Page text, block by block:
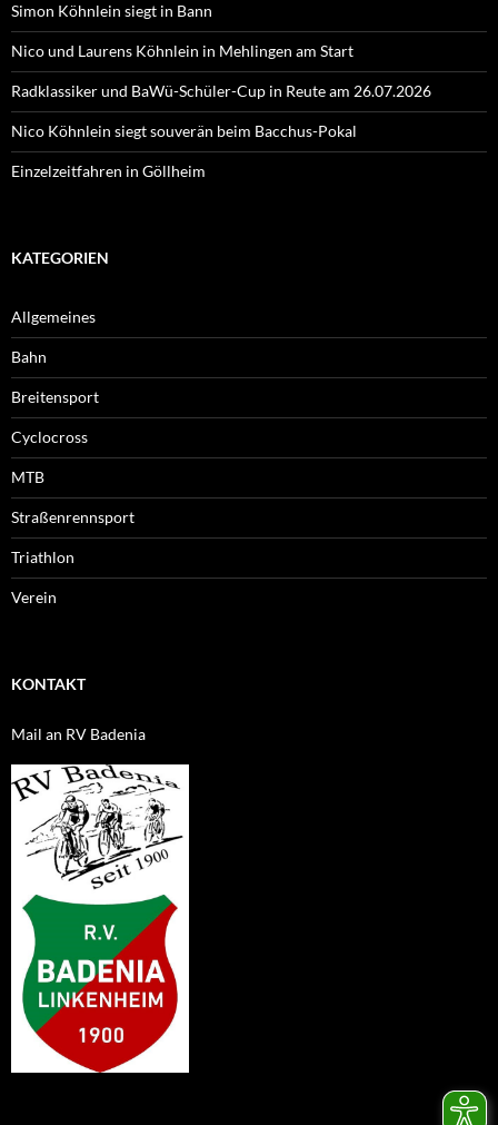
Simon Köhnlein siegt in Bann
Nico und Laurens Köhnlein in Mehlingen am Start
Radklassiker und BaWü-Schüler-Cup in Reute am 26.07.2026
Nico Köhnlein siegt souverän beim Bacchus-Pokal
Einzelzeitfahren in Göllheim
KATEGORIEN
Allgemeines
Bahn
Breitensport
Cyclocross
MTB
Straßenrennsport
Triathlon
Verein
KONTAKT
Mail an RV Badenia